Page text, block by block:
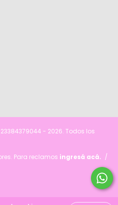
- 2026. Todos los
Para reclamos ingresá acá. /